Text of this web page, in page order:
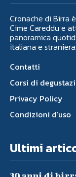
Cronache di Birra
Cime Careddu e
panoramica
italiana e straniera.
Contatti
Corsi di
Privacy Policy
Condizioni d’uso
Ultimi